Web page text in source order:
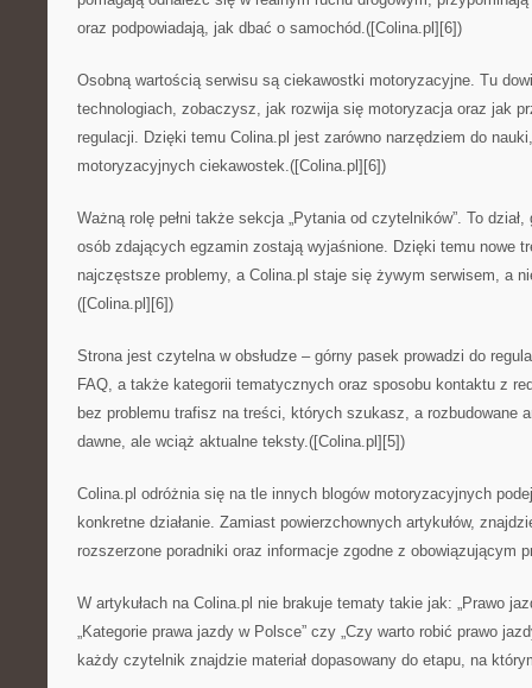
oraz podpowiadają, jak dbać o samochód.([Colina.pl][6])
Osobną wartością serwisu są ciekawostki motoryzacyjne. Tu
technologiach, zobaczysz, jak rozwija się motoryzacja oraz jak
regulacji. Dzięki temu Colina.pl jest zarówno narzędziem do
motoryzacyjnych ciekawostek.([Colina.pl][6])
Ważną rolę pełni także sekcja „Pytania od czytelników”. To
osób zdających egzamin zostają wyjaśnione. Dzięki temu nowe
najczęstsze problemy, a Colina.pl staje się żywym serwisem, a
([Colina.pl][6])
Strona jest czytelna w obsłudze – górny pasek prowadzi do
FAQ, a także kategorii tematycznych oraz sposobu kontaktu z
bez problemu trafisz na treści, których szukasz, a rozbudowane
dawne, ale wciąż aktualne teksty.([Colina.pl][5])
Colina.pl odróżnia się na tle innych blogów motoryzacyjnych
konkretne działanie. Zamiast powierzchownych artykułów,
rozszerzone poradniki oraz informacje zgodne z obowiązującym
W artykułach na Colina.pl nie brakuje tematy takie jak: „Prawo
„Kategorie prawa jazdy w Polsce” czy „Czy warto robić prawo
każdy czytelnik znajdzie materiał dopasowany do etapu, na